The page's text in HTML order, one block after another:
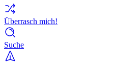
Überrasch mich!
Suche